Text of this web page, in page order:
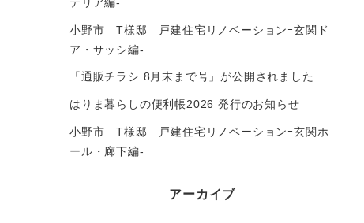
テリア編-
小野市 T様邸 戸建住宅リノベーションｰ玄関ド
ア・サッシ編-
「通販チラシ 8月末まで号」が公開されました
はりま暮らしの便利帳2026 発行のお知らせ
小野市 T様邸 戸建住宅リノベーションｰ玄関ホ
ール・廊下編-
アーカイブ